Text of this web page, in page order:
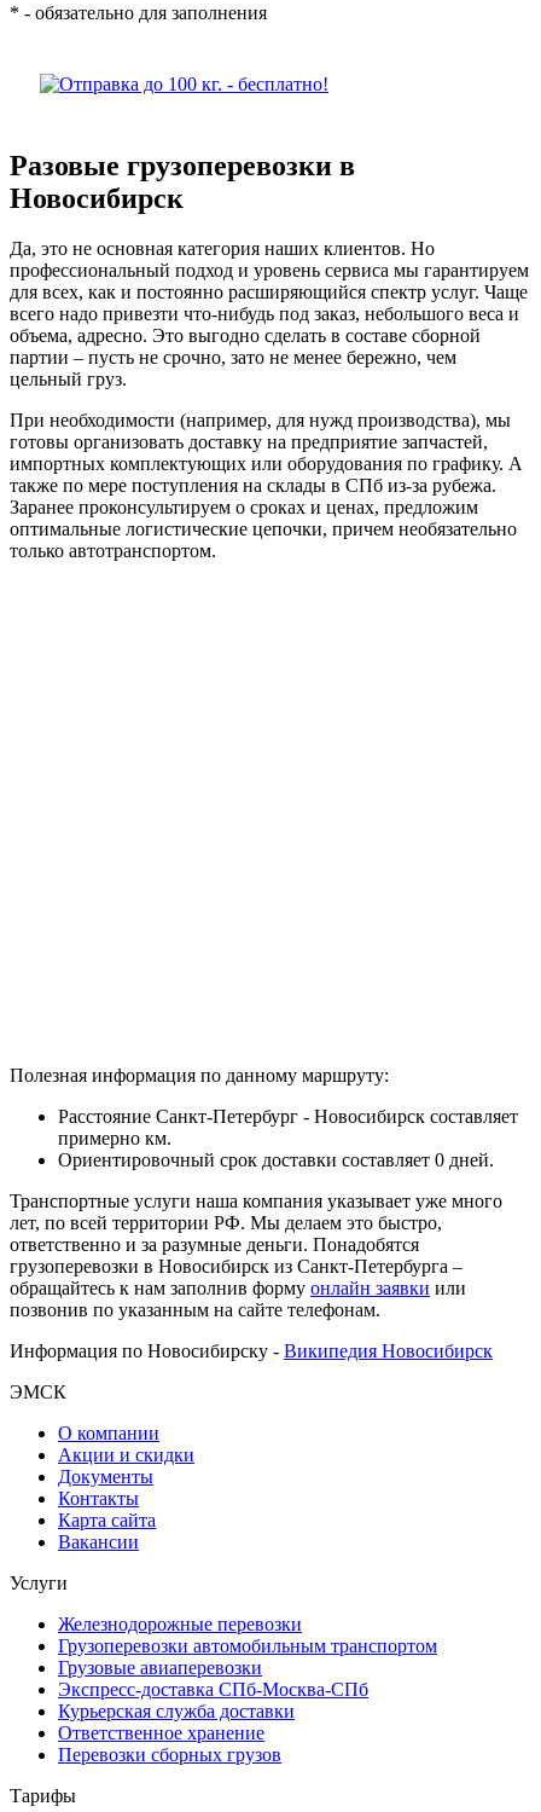
* - обязательно для заполнения
Разовые грузоперевозки в
Новосибирск
Да, это не основная категория наших клиентов. Но
профессиональный подход и уровень сервиса мы гарантируем
для всех, как и постоянно расширяющийся спектр услуг. Чаще
всего надо привезти что-нибудь под заказ, небольшого веса и
объема, адресно. Это выгодно сделать в составе сборной
партии – пусть не срочно, зато не менее бережно, чем
цельный груз.
При необходимости (например, для нужд производства), мы
готовы организовать доставку на предприятие запчастей,
импортных комплектующих или оборудования по графику. А
также по мере поступления на склады в СПб из-за рубежа.
Заранее проконсультируем о сроках и ценах, предложим
оптимальные логистические цепочки, причем необязательно
только автотранспортом.
Полезная информация по данному маршруту:
Расстояние Санкт-Петербург - Новосибирск составляет
примерно км.
Ориентировочный срок доставки составляет 0 дней.
Транспортные услуги наша компания указывает уже много
лет, по всей территории РФ. Мы делаем это быстро,
ответственно и за разумные деньги. Понадобятся
грузоперевозки в Новосибирск из Санкт-Петербурга –
обращайтесь к нам заполнив форму онлайн заявки или
позвонив по указанным на сайте телефонам.
Информация по Новосибирску - Википедия Новосибирск
ЭМСК
О компании
Акции и скидки
Документы
Контакты
Карта сайта
Вакансии
Услуги
Железнодорожные перевозки
Грузоперевозки автомобильным транспортом
Грузовые авиаперевозки
Экспресс-доставка СПб-Москва-СПб
Курьерская служба доставки
Ответственное хранение
Перевозки сборных грузов
Тарифы